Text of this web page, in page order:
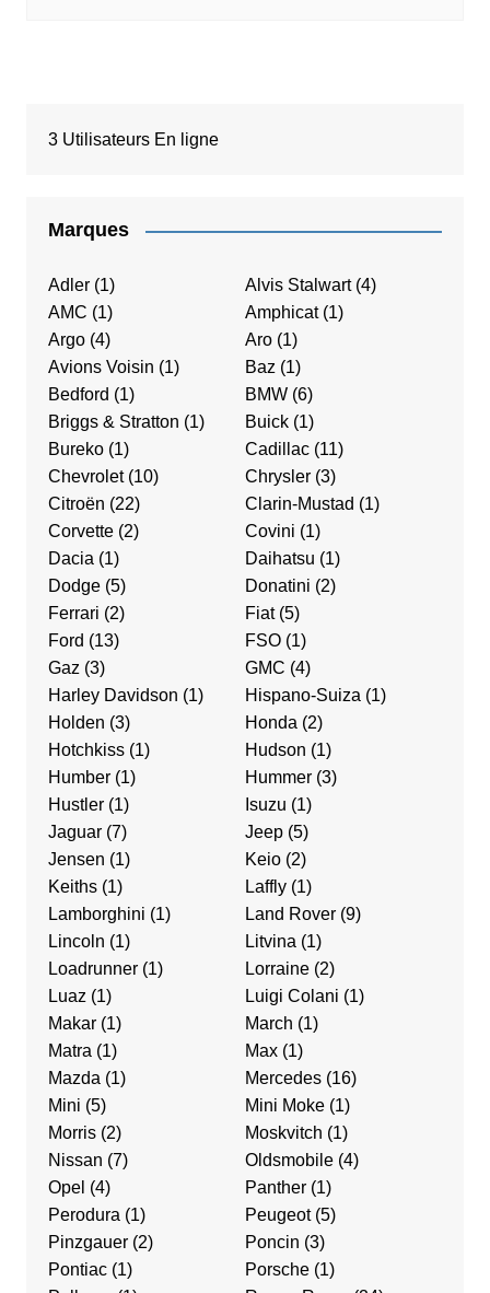
3 Utilisateurs En ligne
Marques
Adler(1) Alvis Stalwart(4)
AMC (1) Amphicat(1)
Argo(4) Aro(1)
Avions Voisin (1) Baz (1)
Bedford (1) BMW(6)
Briggs & Stratton (1) Buick(1)
Bureko(1) Cadillac(11)
Chevrolet(10) Chrysler(3)
Citroën (22) Clarin-Mustad (1)
Corvette(2) Covini (1)
Dacia (1) Daihatsu (1)
Dodge(5) Donatini (2)
Ferrari (2) Fiat(5)
Ford (13) FSO(1)
Gaz (3) GMC (4)
Harley Davidson (1) Hispano-Suiza (1)
Holden (3) Honda (2)
Hotchkiss(1) Hudson (1)
Humber(1) Hummer(3)
Hustler(1) Isuzu (1)
Jaguar(7) Jeep(5)
Jensen (1) Keio(2)
Keiths(1) Laffly(1)
Lamborghini (1) Land Rover(9)
Lincoln (1) Litvina (1)
Loadrunner(1) Lorraine(2)
Luaz (1) Luigi Colani (1)
Makar(1) March (1)
Matra (1) Max(1)
Mazda (1) Mercedes(16)
Mini (5) Mini Moke(1)
Morris(2) Moskvitch (1)
Nissan (7) Oldsmobile(4)
Opel (4) Panther(1)
Perodura (1) Peugeot(5)
Pinzgauer(2) Poncin (3)
Pontiac(1) Porsche(1)